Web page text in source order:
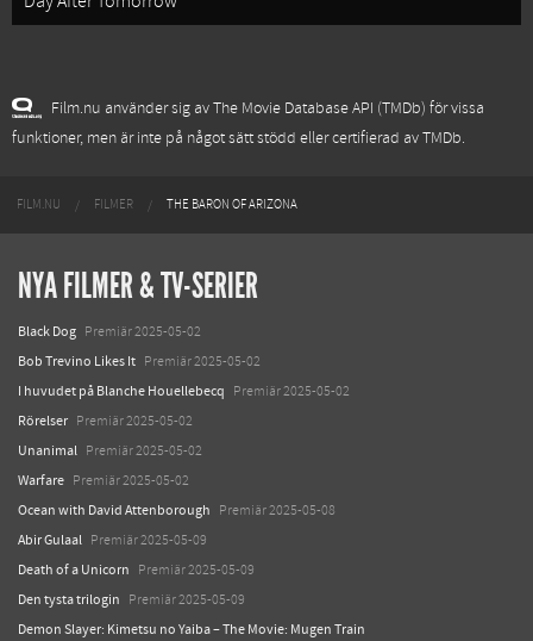
Film.nu använder sig av The Movie Database API (TMDb) för vissa
funktioner, men är inte på något sätt stödd eller certifierad av TMDb.
FILM.NU FILMER THE BARON OF ARIZONA
NYA FILMER & TV-SERIER
Black Dog Premiär 2025-05-02
Bob Trevino Likes It Premiär 2025-05-02
I huvudet på Blanche Houellebecq Premiär 2025-05-02
Rörelser Premiär 2025-05-02
Unanimal Premiär 2025-05-02
Warfare Premiär 2025-05-02
Ocean with David Attenborough Premiär 2025-05-08
Abir Gulaal Premiär 2025-05-09
Death of a Unicorn Premiär 2025-05-09
Den tysta trilogin Premiär 2025-05-09
Demon Slayer: Kimetsu no Yaiba – The Movie: Mugen Train